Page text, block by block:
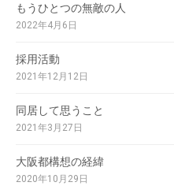
もうひとつの無敵の人
2022年4月6日
採用活動
2021年12月12日
同居して思うこと
2021年3月27日
大阪都構想の経緯
2020年10月29日